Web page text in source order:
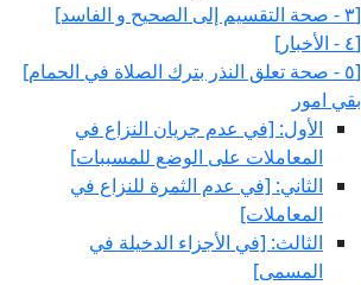
[٣ - صحة التقسيم إلى الصحيح و الفاسد]
[٤ - الأخبار]
[٥ - صحة تعلق النذر بترك الصلاة في الحمام‏]
بقي امور
الأول: [في عدم جريان النزاع في
المعاملات على الوضع للمسببات‏]
الثاني: [في عدم الثمرة للنزاع في
المعاملات‏]
الثالث: [في الأجزاء الدخيلة في
المسمى‏]